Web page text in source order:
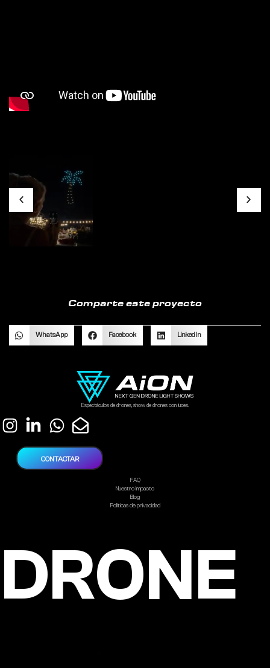
Comparte este proyecto
WhatsApp Facebook LinkedIn
Espectáculos de drones, show de drones con luces.
FAQ
Nuestro Impacto
Blog
Politicas de privacidad
CONTACTAR
DRONE